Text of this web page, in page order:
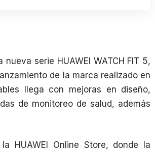
nueva serie HUAWEI WATCH FIT 5,
de la marca realizado en
llega con mejoras en diseño,
de monitoreo de salud, además
HUAWEI Online Store, donde la